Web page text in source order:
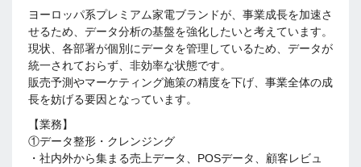
ヨーロッパ系プレミアム家電ブランドが、事業成長を加速さ
せるため、データ分析の基盤を強化したいと考えています。
現状、各部署が個別にデータを管理しているため、データが
統一されておらず、非効率な状態です。
販売予測やマーケティング施策の精度を下げ、事業全体の成
長を妨げる要因となっています。
【業務】
①データ整形・クレンジング
・社内外から集まる売上データ、POSデータ、顧客レビュ